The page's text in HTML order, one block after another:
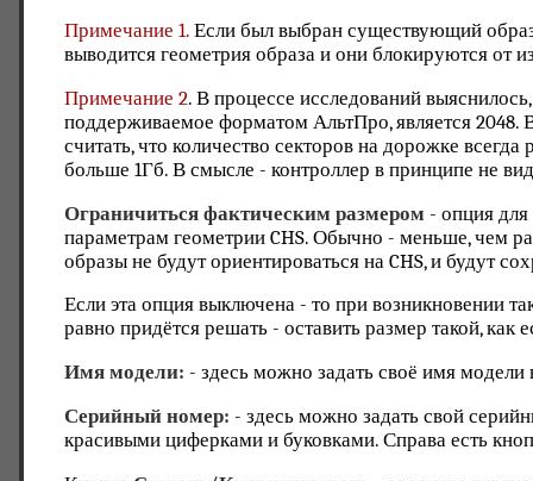
Примечание 1. Если был выбран существующий образ
выводится геометрия образа и они блокируются от
Примечание 2. В процессе исследований
поддерживаемое форматом АльтПро, является
считать, что количество секторов на дорожке
больше 1Гб. В смысле - контроллер в принципе не
Ограничиться фактическим размером - опция для
параметрам геометрии CHS. Обычно - меньше, чем
образы не будут ориентироваться на CHS, и будут
Если эта опция выключена - то при возникновении
равно придётся решать - оставить размер такой, как
Имя модели: - здесь можно задать своё имя модели
Серийный номер: - здесь можно задать свой
красивыми циферками и буковками. Справа есть